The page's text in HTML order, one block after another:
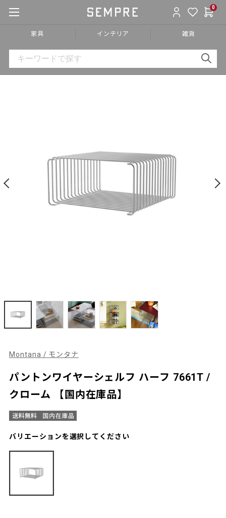
0
家具 インテリア 雑貨
Montana / モンタナ
パントンワイヤーシェルフ ハーフ 7661T /
クローム 【国内在庫品】
バリエーションを選択してください